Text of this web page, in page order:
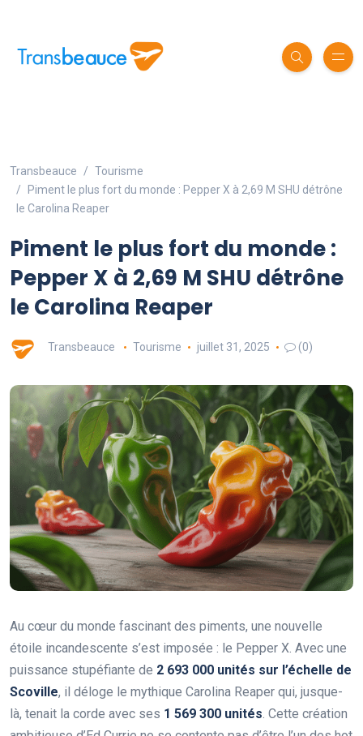
Transbeauce
Tourisme
Piment le plus fort du monde : Pepper X à 2,69 M SHU détrône
le Carolina Reaper
Piment le plus fort du monde :
Pepper X à 2,69 M SHU détrône
le Carolina Reaper
Transbeauce Tourisme juillet 31, 2025 (0)
Au cœur du monde fascinant des piments, une nouvelle
étoile incandescente s’est imposée : le Pepper X. Avec une
puissance stupéfiante de 2 693 000 unités sur l’échelle de
Scoville, il déloge le mythique Carolina Reaper qui, jusque-
là, tenait la corde avec ses 1 569 300 unités. Cette création